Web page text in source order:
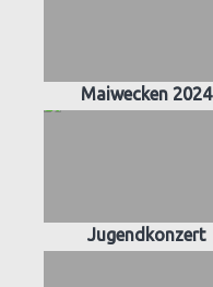
Maiwecken 2024
Jugendkonzert